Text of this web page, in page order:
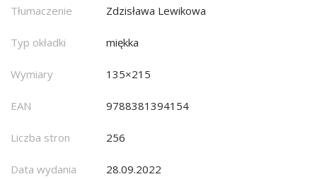
Tłumaczenie Zdzisława Lewikowa
Typ okładki miękka
Wymiary 135×215
EAN 9788381394154
Liczba stron 256
Data wydania 28.09.2022